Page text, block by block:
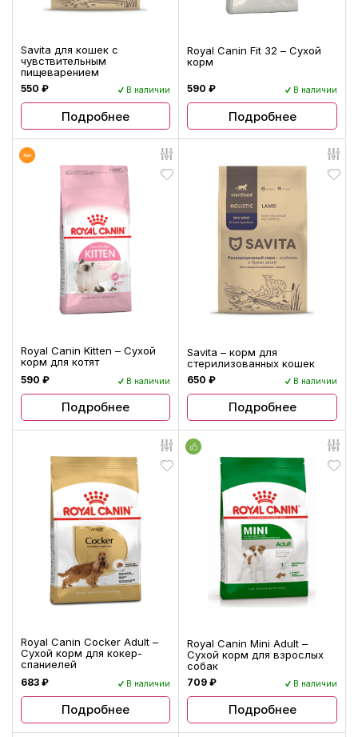
Savita для кошек с
чувствительным
пищеварением
550 ₽ В наличии
Подробнее
Royal Canin Fit 32 – Сухой
корм
590 ₽ В наличии
Подробнее
Royal Canin Kitten – Сухой
корм для котят
590 ₽ В наличии
Подробнее
Savita – корм для
стерилизованных кошек
650 ₽ В наличии
Подробнее
Royal Canin Cocker Adult –
Сухой корм для кокер-
спаниелей
683 ₽ В наличии
Подробнее
Royal Canin Mini Adult –
Сухой корм для взрослых
собак
709 ₽ В наличии
Подробнее